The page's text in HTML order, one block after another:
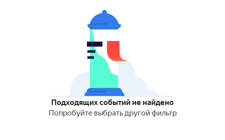
Подходящих событий не найдено
Попробуйте выбрать другой фильтр